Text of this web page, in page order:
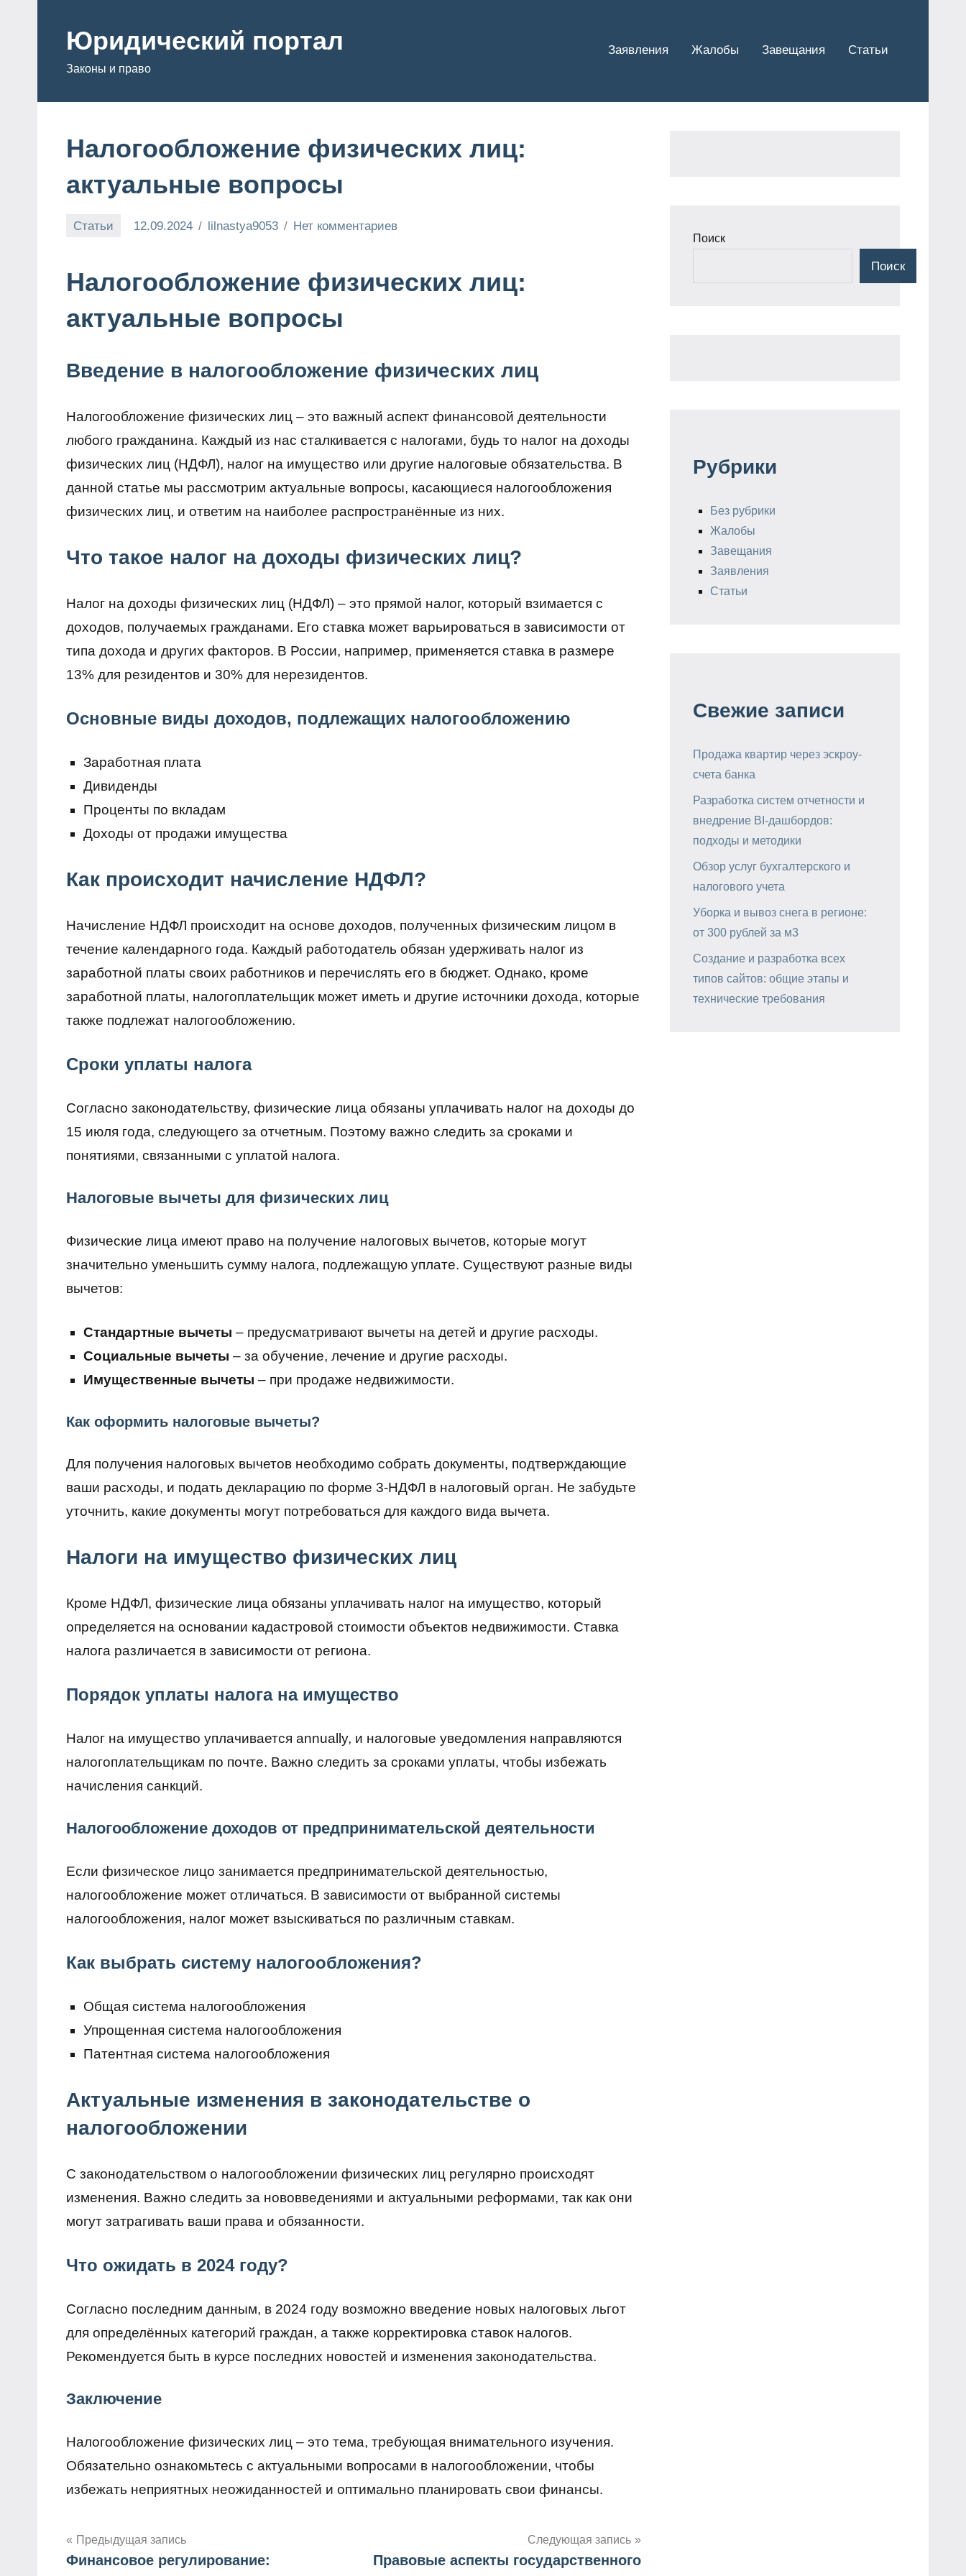
содержимому
Юридический портал
Законы и право
Заявления Жалобы Завещания Статьи
Налогообложение физических лиц:
актуальные вопросы
Статьи 12.09.2024 lilnastya9053 Нет комментариев
Налогообложение физических лиц:
актуальные вопросы
Введение в налогообложение физических лиц
Налогообложение физических лиц – это важный аспект финансовой деятельности
любого гражданина. Каждый из нас сталкивается с налогами, будь то налог на доходы
физических лиц (НДФЛ), налог на имущество или другие налоговые обязательства. В
данной статье мы рассмотрим актуальные вопросы, касающиеся налогообложения
физических лиц, и ответим на наиболее распространённые из них.
Что такое налог на доходы физических лиц?
Налог на доходы физических лиц (НДФЛ) – это прямой налог, который взимается с
доходов, получаемых гражданами. Его ставка может варьироваться в зависимости от
типа дохода и других факторов. В России, например, применяется ставка в размере
13% для резидентов и 30% для нерезидентов.
Основные виды доходов, подлежащих налогообложению
Заработная плата
Дивиденды
Проценты по вкладам
Доходы от продажи имущества
Как происходит начисление НДФЛ?
Начисление НДФЛ происходит на основе доходов, полученных физическим лицом в
течение календарного года. Каждый работодатель обязан удерживать налог из
заработной платы своих работников и перечислять его в бюджет. Однако, кроме
заработной платы, налогоплательщик может иметь и другие источники дохода, которые
также подлежат налогообложению.
Сроки уплаты налога
Согласно законодательству, физические лица обязаны уплачивать налог на доходы до
15 июля года, следующего за отчетным. Поэтому важно следить за сроками и
понятиями, связанными с уплатой налога.
Налоговые вычеты для физических лиц
Физические лица имеют право на получение налоговых вычетов, которые могут
значительно уменьшить сумму налога, подлежащую уплате. Существуют разные виды
вычетов:
Стандартные вычеты – предусматривают вычеты на детей и другие расходы.
Социальные вычеты – за обучение, лечение и другие расходы.
Имущественные вычеты – при продаже недвижимости.
Как оформить налоговые вычеты?
Для получения налоговых вычетов необходимо собрать документы, подтверждающие
ваши расходы, и подать декларацию по форме 3-НДФЛ в налоговый орган. Не забудьте
уточнить, какие документы могут потребоваться для каждого вида вычета.
Налоги на имущество физических лиц
Кроме НДФЛ, физические лица обязаны уплачивать налог на имущество, который
определяется на основании кадастровой стоимости объектов недвижимости. Ставка
налога различается в зависимости от региона.
Порядок уплаты налога на имущество
Налог на имущество уплачивается annually, и налоговые уведомления направляются
налогоплательщикам по почте. Важно следить за сроками уплаты, чтобы избежать
начисления санкций.
Налогообложение доходов от предпринимательской деятельности
Если физическое лицо занимается предпринимательской деятельностью,
налогообложение может отличаться. В зависимости от выбранной системы
налогообложения, налог может взыскиваться по различным ставкам.
Как выбрать систему налогообложения?
Общая система налогообложения
Упрощенная система налогообложения
Патентная система налогообложения
Актуальные изменения в законодательстве о
налогообложении
С законодательством о налогообложении физических лиц регулярно происходят
изменения. Важно следить за нововведениями и актуальными реформами, так как они
могут затрагивать ваши права и обязанности.
Что ожидать в 2024 году?
Согласно последним данным, в 2024 году возможно введение новых налоговых льгот
для определённых категорий граждан, а также корректировка ставок налогов.
Рекомендуется быть в курсе последних новостей и изменения законодательства.
Заключение
Налогообложение физических лиц – это тема, требующая внимательного изучения.
Обязательно ознакомьтесь с актуальными вопросами в налогообложении, чтобы
избежать неприятных неожиданностей и оптимально планировать свои финансы.
Навигация
Предыдущая запись
Финансовое регулирование:
Следующая запись
Правовые аспекты государственного
Поиск
Поиск
Рубрики
Без рубрики
Жалобы
Завещания
Заявления
Статьи
Свежие записи
Продажа квартир через эскроу-
счета банка
Разработка систем отчетности и
внедрение BI-дашбордов:
подходы и методики
Обзор услуг бухгалтерского и
налогового учета
Уборка и вывоз снега в регионе:
от 300 рублей за м3
Создание и разработка всех
типов сайтов: общие этапы и
технические требования